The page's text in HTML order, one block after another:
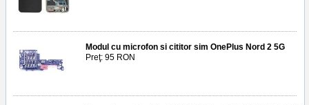
Modul cu microfon si cititor sim OnePlus Nord 2 5G
Preţ: 95 RON